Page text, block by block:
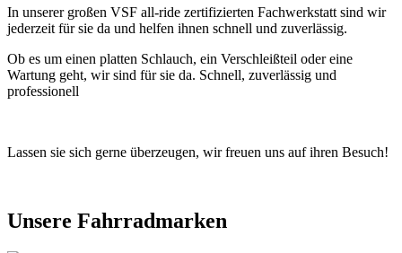
In unserer großen VSF all-ride zertifizierten Fachwerkstatt sind wir
jederzeit für sie da und helfen ihnen schnell und zuverlässig.
Ob es um einen platten Schlauch, ein Verschleißteil oder eine
Wartung geht, wir sind für sie da. Schnell, zuverlässig und
professionell
Lassen sie sich gerne überzeugen, wir freuen uns auf ihren Besuch!
Unsere Fahrradmarken